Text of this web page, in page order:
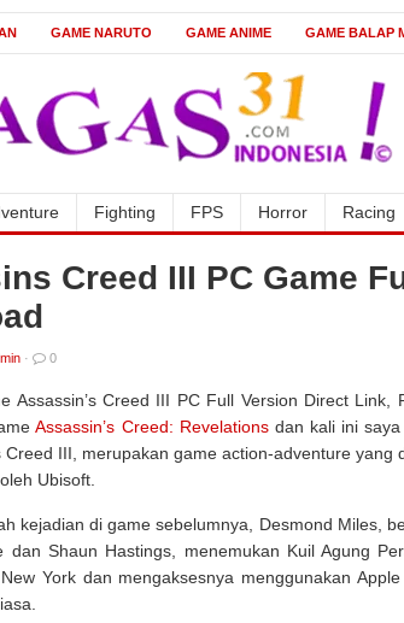
GAME NARUTO GAME ANIME GAME BALAP
Fighting FPS Horror Racing
Creed III PC Game
· 0
Assassin’s Creed III PC Full Version Direct Link,
Assassin’s Creed: Revelationsdan kali ini saya
Creed III, merupakan game action-adventure
Ubisoft.
kejadian di game sebelumnya, Desmond Miles,
dan Shaun Hastings, menemukan Kuil Agung
York dan mengaksesnya menggunakan